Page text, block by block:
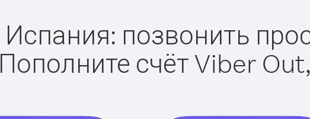
Испания: позвонить
Пополните счёт Viber